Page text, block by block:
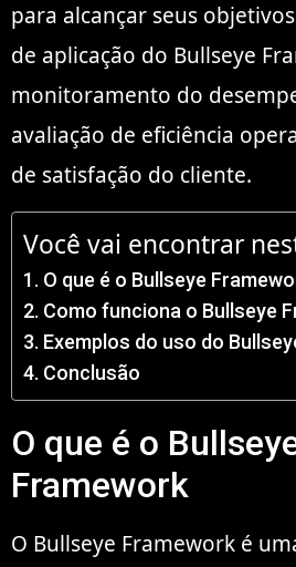
para alcançar seus
de aplicação do Bullseye
monitoramento do
avaliação de eficiência
de satisfação do cliente.
Você vai encontrar
O que é o Bullseye
Como funciona o Bullseye
Exemplos do uso do
Conclusão
O que é o
Framework
O Bullseye Framework é